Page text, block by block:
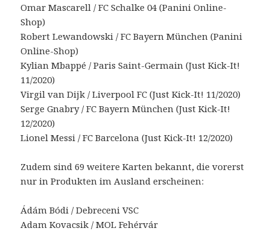
Omar Mascarell / FC Schalke 04 (Panini Online-
Shop)
Robert Lewandowski / FC Bayern München (Panini
Online-Shop)
Kylian Mbappé / Paris Saint-Germain (Just Kick-It!
11/2020)
Virgil van Dijk / Liverpool FC (Just Kick-It! 11/2020)
Serge Gnabry / FC Bayern München (Just Kick-It!
12/2020)
Lionel Messi / FC Barcelona (Just Kick-It! 12/2020)
Zudem sind 69 weitere Karten bekannt, die vorerst
nur in Produkten im Ausland erscheinen:
Ádám Bódi / Debreceni VSC
Adam Kovacsik / MOL Fehérvár